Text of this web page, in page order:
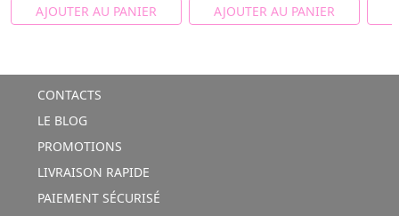
AJOUTER AU PANIER AJOUTER AU PANIER
CONTACTS
LE BLOG
PROMOTIONS
LIVRAISON RAPIDE
PAIEMENT SÉCURISÉ